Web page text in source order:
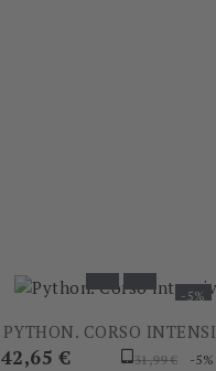
-5%
PYTHON. CORSO
Prezzo
42,65 €
Prezzo
31,99 € -5%